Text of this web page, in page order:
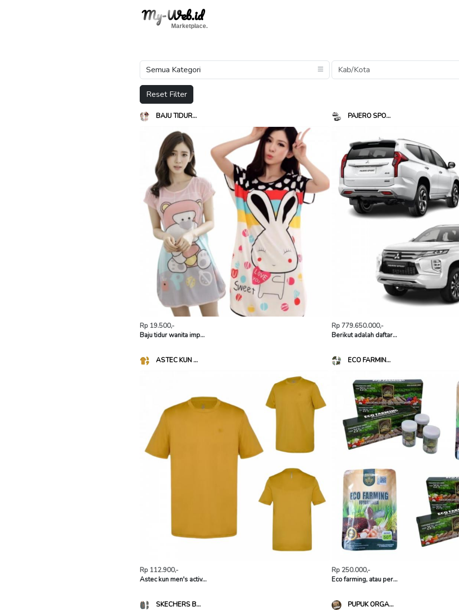
My-Web.id
Marketplace.
Reset Filter
BAJU TIDUR...
Rp 19.500,-
Baju tidur wanita imp...
PAJERO SPO...
Rp 779.650.000,-
Berikut adalah daftar...
ASTEC KUN ...
Rp 112.900,-
Astec kun men's activ...
ECO FARMIN...
Rp 250.000,-
Eco farming, atau per...
SKECHERS B... PUPUK ORGA...